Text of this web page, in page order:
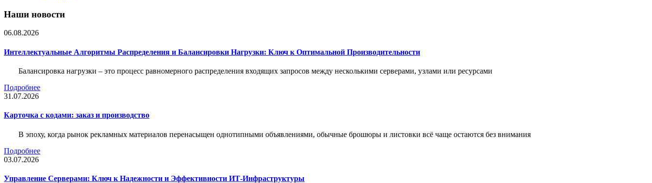
Наши новости
06.08.2026
Интеллектуальные Алгоритмы Распределения и Балансировки Нагрузки: Ключ к Оптимальной Производительности
Балансировка нагрузки – это процесс равномерного распределения входящих запросов между несколькими серверами, узлами или ресурсами
Подробнее
31.07.2026
Карточка c кодами: заказ и производство
В эпоху, когда рынок рекламных материалов перенасыщен однотипными объявлениями, обычные брошюры и листовки всё чаще остаются без внимания
Подробнее
03.07.2026
Управление Серверами: Ключ к Надежности и Эффективности ИТ-Инфраструктуры